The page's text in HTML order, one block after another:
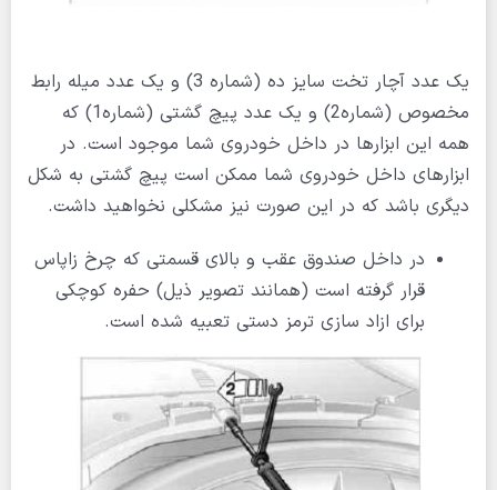
یک عدد آچار تخت سایز ده (شماره 3) و یک عدد میله رابط
مخصوص (شماره2) و یک عدد پیچ گشتی (شماره1) که
همه این ابزارها در داخل خودروی شما موجود است. در
ابزارهای داخل خودروی شما ممکن است پیچ گشتی به شکل
دیگری باشد که در این صورت نیز مشکلی نخواهید داشت.
در داخل صندوق عقب و بالای قسمتی که چرخ زاپاس
قرار گرفته است (همانند تصویر ذیل) حفره کوچکی
برای ازاد سازی ترمز دستی تعبیه شده است.